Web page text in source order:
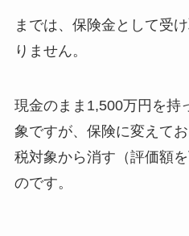
までは、保険金として受
りません。
現金のまま1,500万円を持
象ですが、保険に変えて
税対象から消す（評価額
のです。